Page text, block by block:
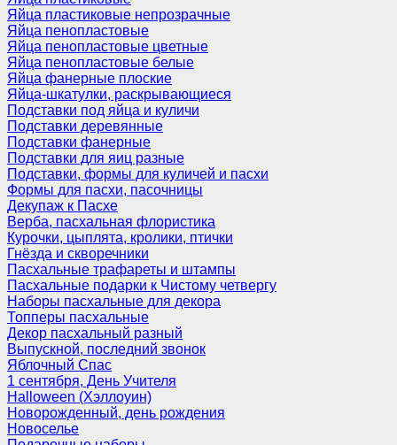
Яйца пластиковые непрозрачные
Яйца пенопластовые
Яйца пенопластовые цветные
Яйца пенопластовые белые
Яйца фанерные плоские
Яйца-шкатулки, раскрывающиеся
Подставки под яйца и куличи
Подставки деревянные
Подставки фанерные
Подставки для яиц разные
Подставки, формы для куличей и пасхи
Формы для пасхи, пасочницы
Декупаж к Пасхе
Верба, пасхальная флористика
Курочки, цыплята, кролики, птички
Гнёзда и скворечники
Пасхальные трафареты и штампы
Пасхальные подарки к Чистому четвергу
Наборы пасхальные для декора
Топперы пасхальные
Декор пасхальный разный
Выпускной, последний звонок
Яблочный Спас
1 сентября, День Учителя
Halloween (Хэллоуин)
Новорожденный, день рождения
Новоселье